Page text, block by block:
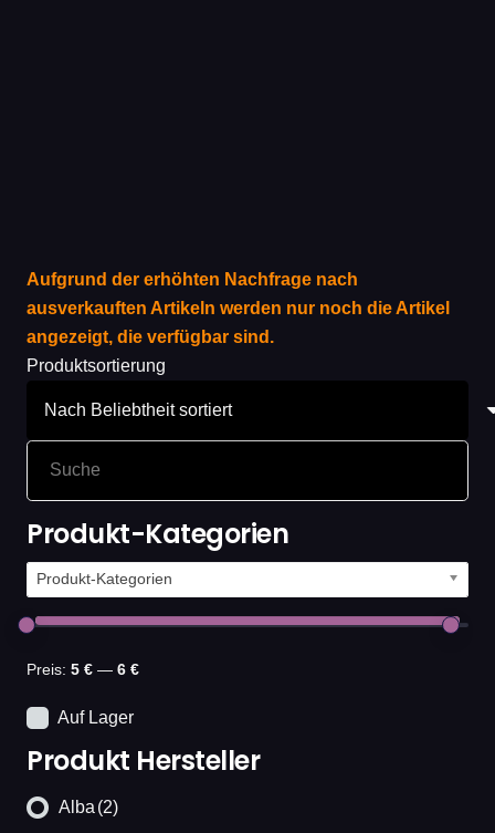
Aufgrund der erhöhten Nachfrage nach
ausverkauften Artikeln werden nur noch die Artikel
angezeigt, die verfügbar sind.
Produktsortierung
Produkt-Kategorien
Produkt-Kategorien
Preis: 5 € — 6 €
Auf Lager
Produkt Hersteller
Alba (2)